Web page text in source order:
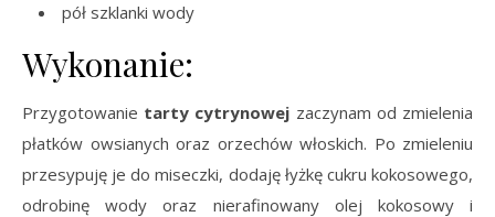
pół szklanki wody
Wykonanie:
Przygotowanie tarty cytrynowej zaczynam od zmielenia
płatków owsianych oraz orzechów włoskich. Po zmieleniu
przesypuję je do miseczki, dodaję łyżkę cukru kokosowego,
odrobinę wody oraz nierafinowany olej kokosowy i